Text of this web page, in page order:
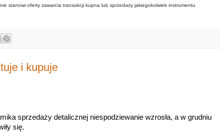
stanowi oferty zawarcia transakcji kupna lub sprzedaży jakiegokolwiek instrumentu
i kupuje
sprzedaży detalicznej niespodziewanie wzrosła, a w grudniu
się.